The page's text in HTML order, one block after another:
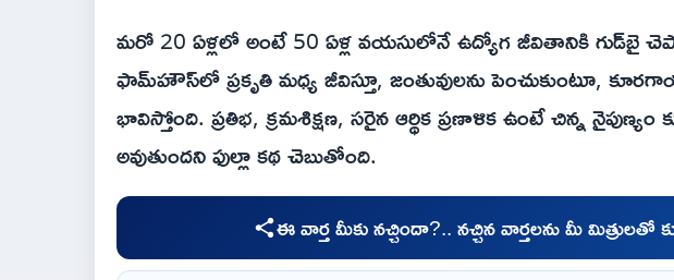
మరో 20 ఏళ్లలో అంటే 50 ఏళ్ల వయసులోనే ఉద్యోగ జీవితానికి గుడ్‌బై
ఫామ్‌హౌస్‌లో ప్రకృతి మధ్య జీవిస్తూ, జంతువులను పెంచుకుంటూ,
భావిస్తోంది. ప్రతిభ, క్రమశిక్షణ, సరైన ఆర్థిక ప్రణాళిక ఉంటే చిన్న
అవుతుందని ఫుల్లా కథ చెబుతోంది.
ఈ వార్త మీకు నచ్చిందా?.. నచ్చిన వార్తలను మీ మిత్రులతో